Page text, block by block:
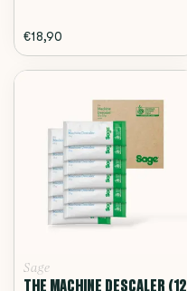
€18,90
Sage
THE MACHINE DESCALER (12